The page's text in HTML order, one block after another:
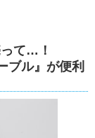
て…！
ブル』が便利